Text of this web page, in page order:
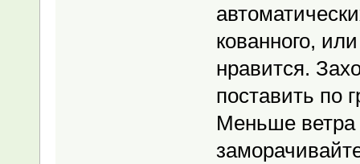
кованного,
нравится.
поставить по
Меньше